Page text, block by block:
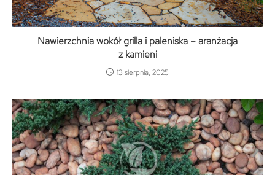
Nawierzchnia wokół grilla i paleniska – aranżacja
z kamieni
13 sierpnia, 2025